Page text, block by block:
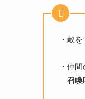
・敵
・仲
召喚